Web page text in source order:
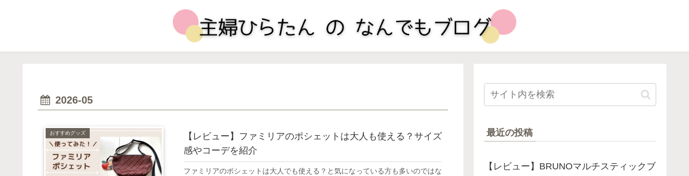
2026-05
おすすめグッズ
【レビュー】ファミリアのポシェットは大人も使える？サイズ
感やコーデを紹介
ファミリアのポシェットは大人でも使える？と気になっている方も多いのではな
最近の投稿
【レビュー】BRUNOマルチスティックブ